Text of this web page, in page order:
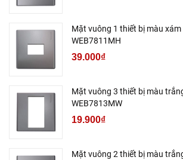
Mặt vuông 1 thiết bị màu
WEB7811MH
39.000₫
Mặt vuông 3 thiết bị màu
WEB7813MW
19.900₫
Mặt vuông 2 thiết bị màu